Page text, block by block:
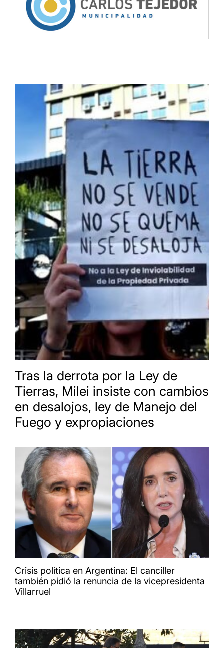
Tras la derrota por la Ley de
Tierras, Milei insiste con cambios
en desalojos, ley de Manejo del
Fuego y expropiaciones
Crisis política en Argentina: El canciller
también pidió la renuncia de la vicepresidenta
Villarruel